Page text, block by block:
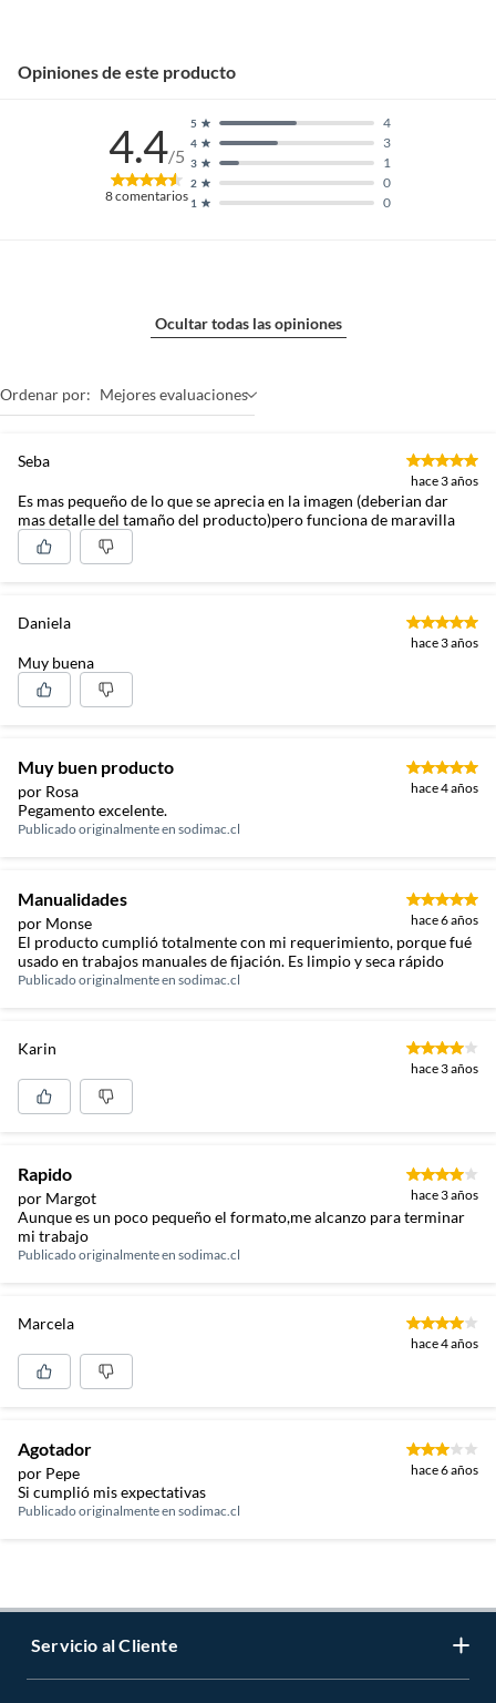
Opiniones de este producto
4.4/5
8comentarios 1 0
2 0
3 1
4 3
5 4
Ocultar todas las opiniones
Ordenar por: Mejores evaluaciones
Seba
hace 3 años
Es mas pequeño de lo que se aprecia en la imagen (deberian dar
mas detalle del tamaño del producto)pero funciona de maravilla
Daniela
hace 3 años
Muy buena
Muy buen producto
por Rosa hace 4 años
Pegamento excelente.
Publicado originalmente en sodimac.cl
Manualidades
por Monse hace 6 años
El producto cumplió totalmente con mi requerimiento, porque fué
usado en trabajos manuales de fijación. Es limpio y seca rápido
Publicado originalmente en sodimac.cl
Karin
hace 3 años
Rapido
por Margot hace 3 años
Aunque es un poco pequeño el formato,me alcanzo para terminar
mi trabajo
Publicado originalmente en sodimac.cl
Marcela
hace 4 años
Agotador
por Pepe hace 6 años
Si cumplió mis expectativas
Publicado originalmente en sodimac.cl
Servicio al Cliente